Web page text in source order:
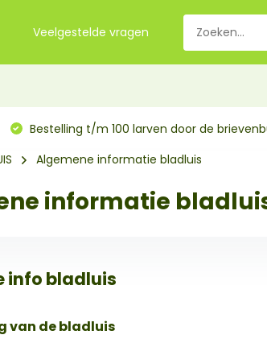
Veelgestelde vragen
Bestelling t/m 100 larven door de
Algemene informatie bladluis
informatie
info bladluis
van de bladluis